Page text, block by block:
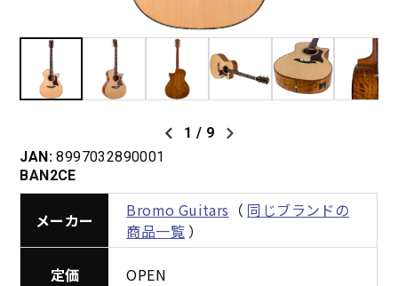
1 / 9
JAN: 8997032890001
BAN2CE
メーカー Bromo Guitars （ 同じブランドの
商品一覧 ）
定価 OPEN